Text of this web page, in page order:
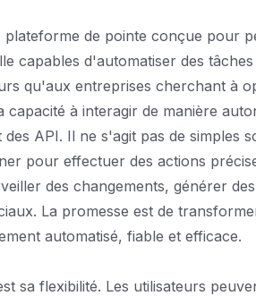
plateforme de pointe conçue pour
capables d'automatiser des
qu'aux entreprises cherchant à
à interagir de manière
API. Il ne s'agit pas de simples
pour effectuer des actions
des changements, générer
La promesse est de
automatisé, fiable et efficace.
sa flexibilité. Les utilisateurs